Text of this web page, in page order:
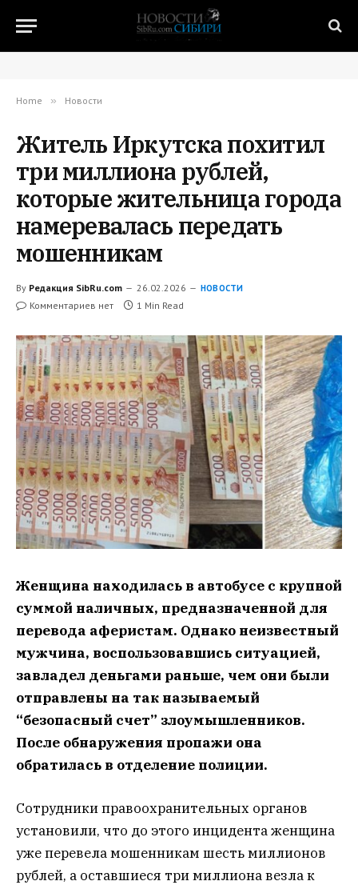
Home » Новости
Житель Иркутска похитил
три миллиона рублей,
которые жительница города
намеревалась передать
мошенникам
By Редакция SibRu.com 26.02.2026 НОВОСТИ
Комментариев нет 1 Min Read
Женщина находилась в автобусе с крупной
суммой наличных, предназначенной для
перевода аферистам. Однако неизвестный
мужчина, воспользовавшись ситуацией,
завладел деньгами раньше, чем они были
отправлены на так называемый
“безопасный счет” злоумышленников.
После обнаружения пропажи она
обратилась в отделение полиции.
Сотрудники правоохранительных органов
установили, что до этого инцидента женщина
уже перевела мошенникам шесть миллионов
рублей, а оставшиеся три миллиона везла к